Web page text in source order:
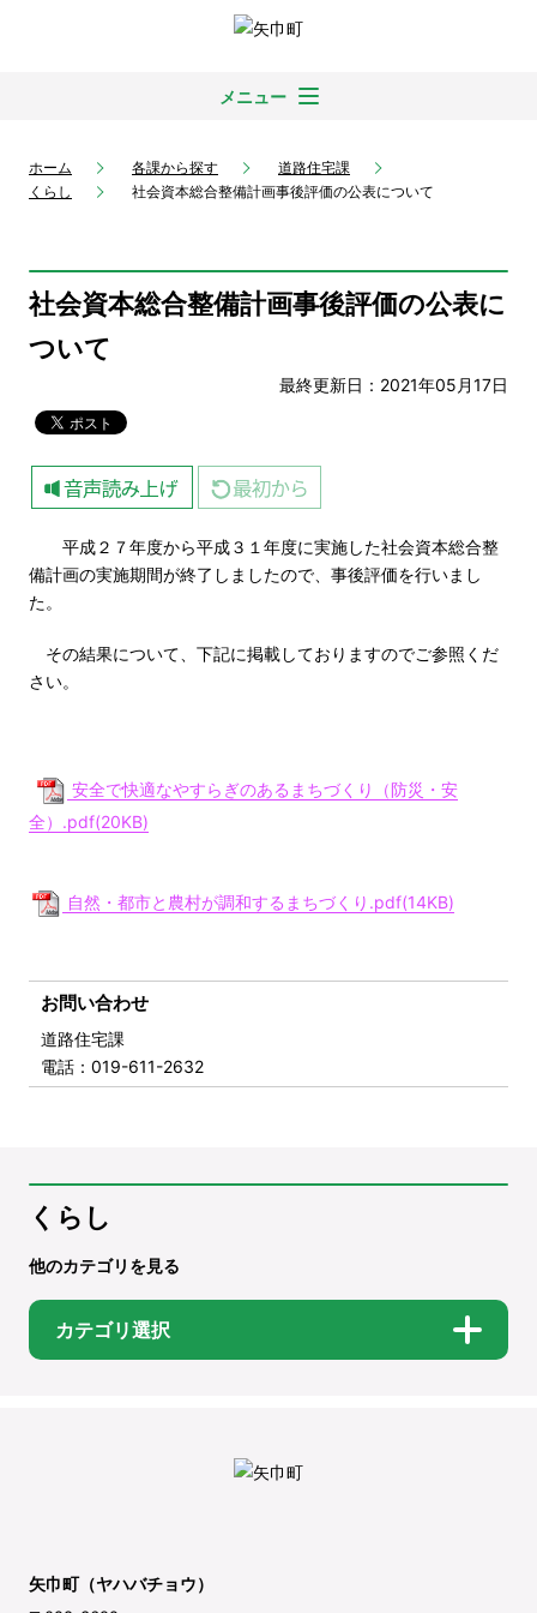
メニュー
ホーム 各課から探す
道路住宅課
くらし
社会資本総合整備計画事後評価の公表について
社会資本総合整備計画事後評価の公表に
ついて
最終更新日：2021年05月17日
平成２７年度から平成３１年度に実施した社会資本総合整
備計画の実施期間が終了しましたので、事後評価を行いまし
た。
その結果について、下記に掲載しておりますのでご参照くだ
さい。
安全で快適なやすらぎのあるまちづくり（防災・安
全）.pdf(20KB)
自然・都市と農村が調和するまちづくり.pdf(14KB)
お問い合わせ
道路住宅課
電話 ：019-611-2632
くらし
他のカテゴリを見る
カテゴリ選択
矢巾町（ヤハバチョウ）